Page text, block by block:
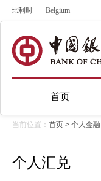
比利时 Belgium
首页
当前位置： 首页 > 个人金融
个人汇兑